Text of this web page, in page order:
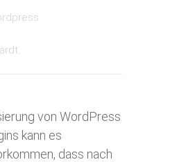
von WordPress
kann es
dass nach